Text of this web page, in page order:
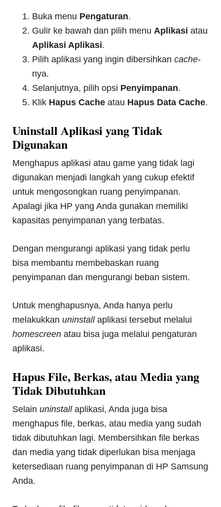
Buka menu Pengaturan.
Gulir ke bawah dan pilih menuAplikasiatau
Aplikasi Aplikasi.
Pilih aplikasi yang ingin dibersihkancache-
nya.
Selanjutnya, pilih opsi Penyimpanan.
Klik Hapus Cache atau Hapus Data Cache.
Uninstall Aplikasi yang Tidak
Digunakan
Menghapus aplikasi atau game yang tidak lagi
digunakan menjadi langkah yang cukup efektif
untuk mengosongkan ruang penyimpanan.
Apalagi jika HP yang Anda gunakan memiliki
kapasitas penyimpanan yang terbatas.
Dengan mengurangi aplikasi yang tidak perlu
bisa membantu membebaskan ruang
penyimpanan dan mengurangi beban sistem.
Untuk menghapusnya, Anda hanya perlu
melakukkanuninstallaplikasi tersebut melalui
homescreenatau bisa juga melalui pengaturan
aplikasi.
Hapus File, Berkas, atau Media yang
Tidak Dibutuhkan
Selainuninstallaplikasi, Anda juga bisa
menghapus file, berkas, atau media yang sudah
tidak dibutuhkan lagi. Membersihkan file berkas
dan media yang tidak diperlukan bisa menjaga
ketersediaan ruang penyimpanan di HP Samsung
Anda.